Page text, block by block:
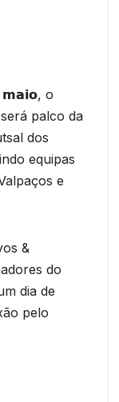
𝗺𝗮𝗶𝗼, o
palco da
dos
equipas
e
&
do
dia de
pelo